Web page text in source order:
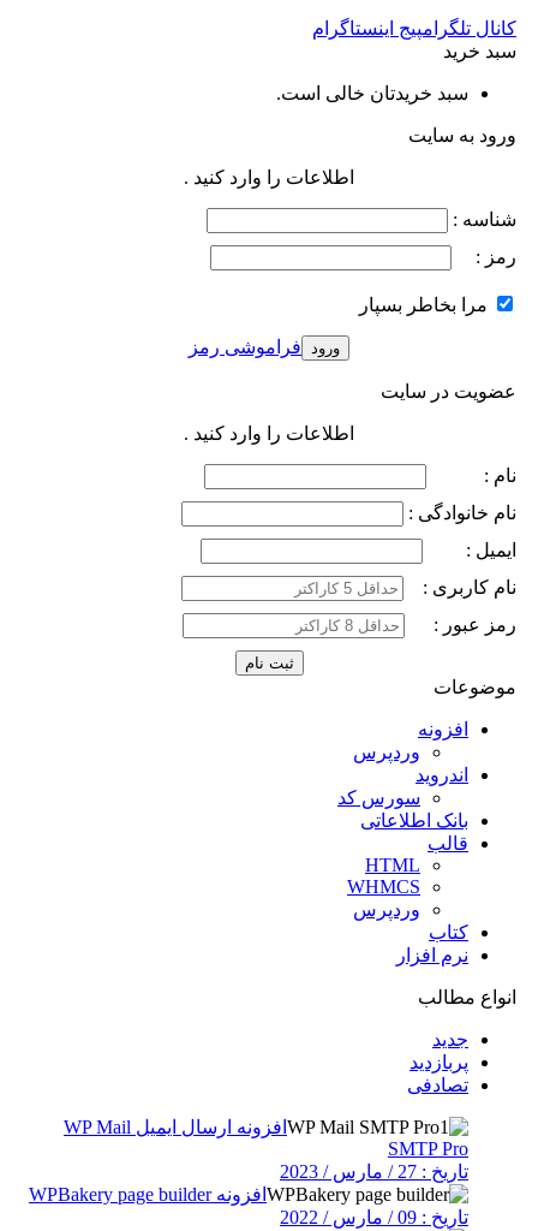
کانال تلگرامپیج اینستاگرام
سبد خرید
سبد خریدتان خالی است.
ورود به سایت
اطلاعات را وارد کنید .
شناسه :
رمز :
مرا بخاطر بسپار
فراموشی رمز
عضویت در سایت
اطلاعات را وارد کنید .
نام :
نام خانوادگی :
ایمیل :
نام کاربری :
رمز عبور :
موضوعات
افزونه
وردپرس
اندروید
سورس کد
بانک اطلاعاتی
قالب
HTML
WHMCS
وردپرس
کتاب
نرم افزار
انواع مطالب
جدید
پربازدید
تصادفی
افزونه ارسال ایمیل WP Mail
SMTP Pro
تاریخ : 27 / مارس / 2023
افزونه WPBakery page builder
تاریخ : 09 / مارس / 2022